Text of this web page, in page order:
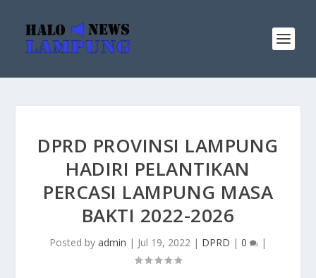
DPRD PROVINSI LAMPUNG
HADIRI PELANTIKAN
PERCASI LAMPUNG MASA
BAKTI 2022-2026
Posted by admin | Jul 19, 2022 | DPRD | 0 |